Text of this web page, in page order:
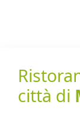
città di